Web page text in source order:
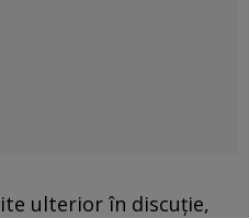
ulterior în discuție,